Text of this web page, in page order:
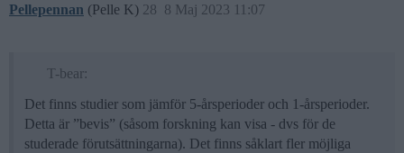
Pellepennan (Pelle K) 8 Maj 2023 11:07
28
T-bear:
Det finns studier som jämför 5-årsperioder och 1-årsperioder.
Detta är ”bevis” (såsom forskning kan visa - dvs för de
studerade förutsättningarna). Det finns såklart fler möjliga